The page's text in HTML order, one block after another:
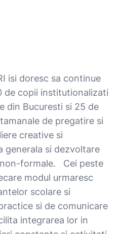
isi doresc sa continue
de copii institutionalizati
din Bucuresti si 25 de
de pregatire si
creative si
generala si dezvoltare
formale. Cei peste
modul urmaresc
scolare si
si de comunicare
integrarea lor in